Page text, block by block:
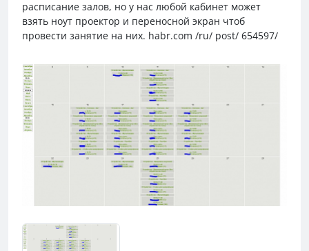
расписание залов, но у нас любой кабинет может
взять ноут проектор и переносной экран чтоб
провести занятие на них. habr.com /ru/ post/ 654597/